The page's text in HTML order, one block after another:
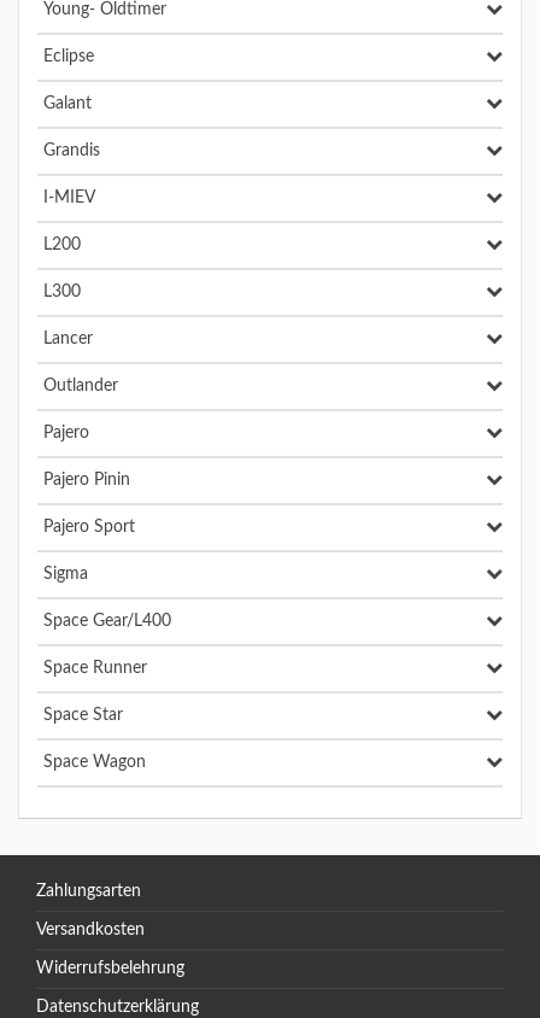
Young- Oldtimer
Eclipse
Galant
Grandis
I-MIEV
L200
L300
Lancer
Outlander
Pajero
Pajero Pinin
Pajero Sport
Sigma
Space Gear/L400
Space Runner
Space Star
Space Wagon
Zahlungsarten
Versandkosten
Widerrufsbelehrung
Datenschutzerklärung